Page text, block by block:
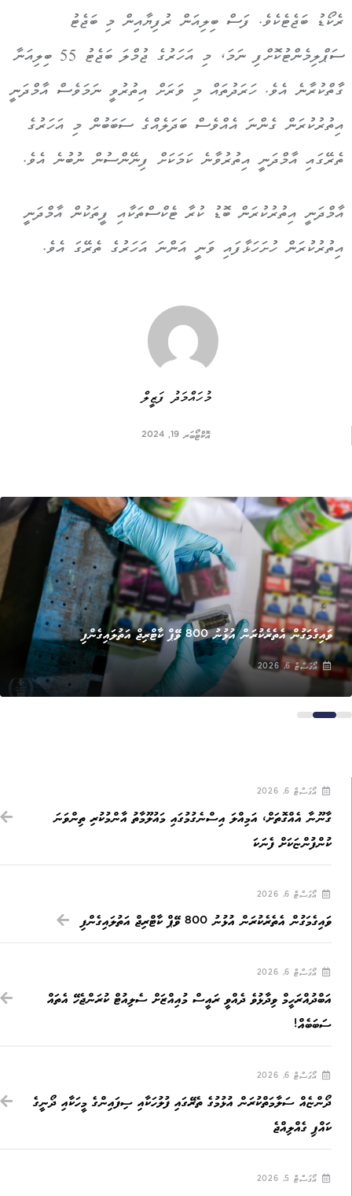
ރެކޯޑު ބަޖެޓެކެވެ. ފަސް ބިލިއަން ރުފިޔާއިން މި ބަޖެޓު
ސަޕްލިމެންޓުކޮށްފި ނަމަ، މި އަހަރުގެ ޖުމްލަ ބަޖެޓު 55 ބިލިއަނާ
ގާތްކުރާނެ އެވެ. ހަރަދުތައް މި ވަރަށް އިތުރުވީ ނަމަވެސް އާމްދަނީ
އިތުރުކުރަން ގެންނަ އެއްވެސް ބަދަލެއްގެ ސަބަބުން މި އަހަރުގެ
ތެރޭގައި އާމްދަނީ އިތުރުވާނެ ކަމަކަށް ފިނޭންސުން ނުބުނެ އެވެ.
އާމްދަނީ އިތުރުކުރަން ބޮޑު ކުރާ ޓެކްސްތަކާއި ފީތަކުން އާމްދަނީ
އިތުރުކުރަން ހުށަހަޅާފައި ވަނީ އަންނަ އަހަރުގެ ތެރޭގަ އެވެ.
މުހައްމަދު ފަޒީލް
އޮކްޓޯބަރ 19, 2024
ޚަބަރު
ވައިގެމަގުން އެތެރެކުރަން އުޅުނު 800 ވޭޕް ކާޓްރިޖް އަތުލައިގެންފި
އޯގަސްޓް 6, 2026
އޯގަސްޓް 6, 2026
ގާނޫނާ އެއްގޮތަށް، އަމިއްލަ އިސްނެގުމުގައި މައުލޫމާތު އާންމުކުރި ތިންވަނަ
ކުންފުންޏަކަށް ފެނަކަ
އޯގަސްޓް 6, 2026
ވައިގެމަގުން އެތެރެކުރަން އުޅުނު 800 ވޭޕް ކާޓްރިޖް އަތުލައިގެންފި
އޯގަސްޓް 6, 2026
އަބްދުއްރަހީމް ވިދާޅުވެ ދެއްވީ ރައީސް މުއިއްޒަށް ސެލިއުޓް ކުރަންޖެހޭ އެތައް
ސަބަބެއް!
އޯގަސްޓް 6, 2026
ދޯންޏެއް ސަލާމަތްކުރަން އުޅުމުގެ ތެރޭގައި ފުލުހަކާއި ސިފައިންގެ މީހަކާއި ދޯނީގެ
ކައްޕި ގެއްލިއްޖެ
އޯގަސްޓް 5, 2026